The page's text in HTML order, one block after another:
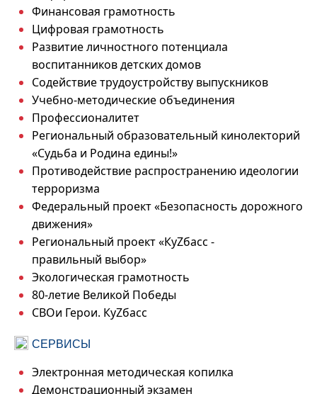
Финансовая грамотность
Цифровая грамотность
Развитие личностного потенциала
воспитанников детских домов
Содействие трудоустройству выпускников
Учебно-методические объединения
Профессионалитет
Региональный образовательный кинолекторий
«Судьба и Родина едины!»
Противодействие распространению идеологии
терроризма
Федеральный проект «Безопасность дорожного
движения»
Региональный проект «КуZбасс -
правильный выбор»
Экологическая грамотность
80-летие Великой Победы
СВОи Герои. КуZбасс
СЕРВИСЫ
Электронная методическая копилка
Демонстрационный экзамен